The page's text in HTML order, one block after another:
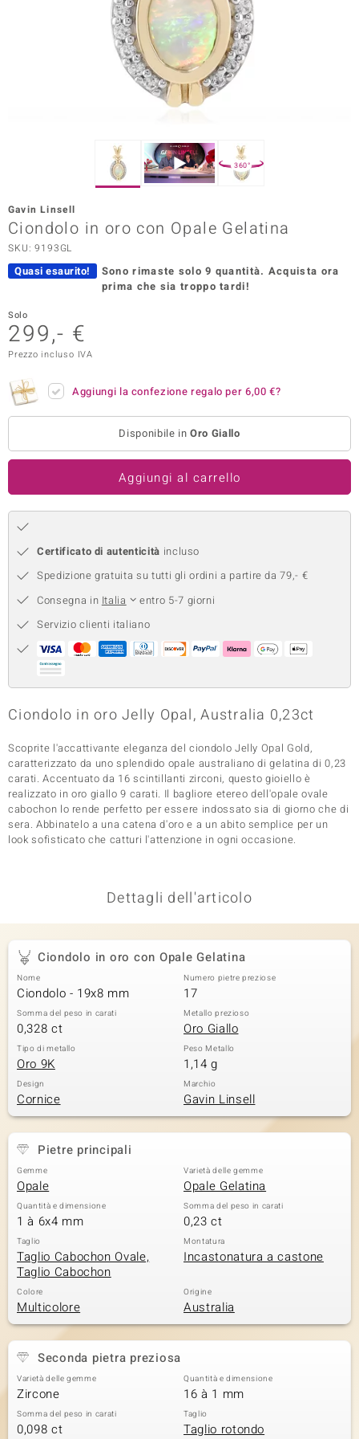
Paraíso
del Boss
by de Melo
Classics
360°
Gavin Linsell
Ciondolo in oro con Opale Gelatina
SKU: 9193GL
Quasi esaurito! Sono rimaste solo 9 quantità. Acquista ora
prima che sia troppo tardi!
Solo
299,- €
Prezzo incluso IVA
Aggiungi la confezione regalo per6,00 €?
Disponibile inOro Giallo
Aggiungi al carrello
Certificato di autenticità incluso
Spedizione gratuita su tutti gli ordini a partire da 79,- €
Consegna in Italia
entro 5-7 giorni
Servizio clienti italiano
Ciondolo in oro Jelly Opal, Australia 0,23ct
Scoprite l'accattivante eleganza del ciondolo Jelly Opal Gold,
caratterizzato da uno splendido opale australiano di gelatina di 0,23
carati. Accentuato da 16 scintillanti zirconi, questo gioiello è
realizzato in oro giallo 9 carati. Il bagliore etereo dell'opale ovale
cabochon lo rende perfetto per essere indossato sia di giorno che di
sera. Abbinatelo a una catena d'oro e a un abito semplice per un
look sofisticato che catturi l'attenzione in ogni occasione.
Dettagli dell'articolo
Ciondolo in oro con Opale Gelatina
Nome
Ciondolo - 19x8 mm
Numero pietre preziose
17
Somma del peso in carati
0,328 ct
Metallo prezioso
Oro Giallo
Tipo di metallo
Oro 9K
Peso Metallo
1,14 g
Design
Cornice
Marchio
Gavin Linsell
Pietre principali
Gemme
Opale
Varietà delle gemme
Opale Gelatina
Quantità e dimensione
1 à 6x4 mm
Somma del peso in carati
0,23 ct
Taglio
Taglio Cabochon Ovale,
Taglio Cabochon
Montatura
Incastonatura a castone
Colore
Multicolore
Origine
Australia
Seconda pietra preziosa
Varietà delle gemme
Zircone
Quantità e dimensione
16 à 1 mm
Somma del peso in carati
0,098 ct
Taglio
Taglio rotondo